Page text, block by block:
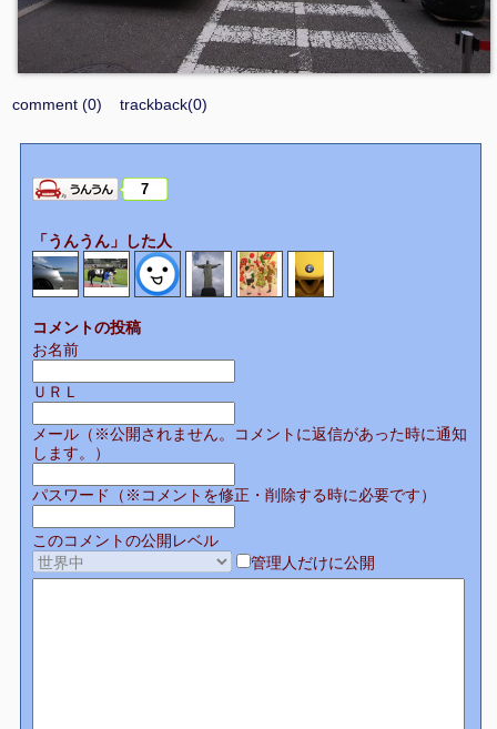
comment (0) trackback(0)
7
「うんうん」した人
コメントの投稿
お名前
ＵＲＬ
メール（※公開されません。コメントに返信があった時に通知
します。）
パスワード（※コメントを修正・削除する時に必要です）
このコメントの公開レベル
管理人だけに公開